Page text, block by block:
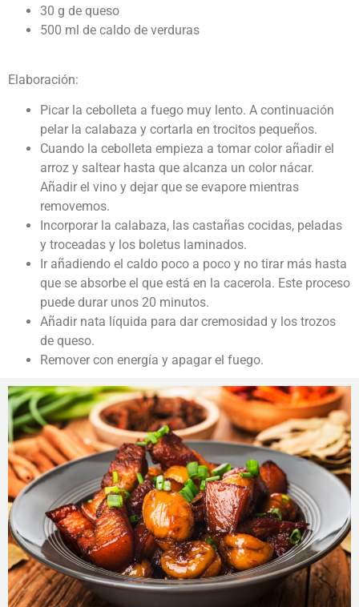
30 g de queso
500 ml de caldo de verduras
Elaboración:
Picar la cebolleta a fuego muy lento. A continuación
pelar la calabaza y cortarla en trocitos pequeños.
Cuando la cebolleta empieza a tomar color añadir el
arroz y saltear hasta que alcanza un color nácar.
Añadir el vino y dejar que se evapore mientras
removemos.
Incorporar la calabaza, las castañas cocidas, peladas
y troceadas y los boletus laminados.
Ir añadiendo el caldo poco a poco y no tirar más hasta
que se absorbe el que está en la cacerola. Este proceso
puede durar unos 20 minutos.
Añadir nata líquida para dar cremosidad y los trozos
de queso.
Remover con energía y apagar el fuego.